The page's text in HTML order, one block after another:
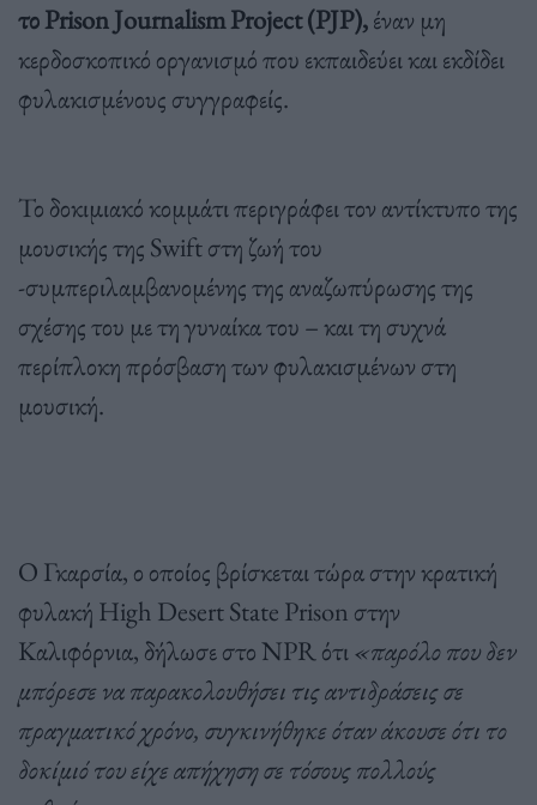
το Prison Journalism Project (PJP),έναν μη
κερδοσκοπικό οργανισμό που εκπαιδεύει και εκδίδει
φυλακισμένους συγγραφείς.
Το δοκιμιακό κομμάτι περιγράφει τον αντίκτυπο της
μουσικής της Swift στη ζωή του
-συμπεριλαμβανομένης της αναζωπύρωσης της
σχέσης του με τη γυναίκα του – και τη συχνά
περίπλοκη πρόσβαση των φυλακισμένων στη
μουσική.
Ο Γκαρσία, ο οποίος βρίσκεται τώρα στην κρατική
φυλακή High Desert State Prison στην
Καλιφόρνια, δήλωσε στο NPR ότι«παρόλο που δεν
μπόρεσε να παρακολουθήσει τις αντιδράσεις σε
πραγματικό χρόνο, συγκινήθηκε όταν άκουσε ότι το
δοκίμιό του είχε απήχηση σε τόσους πολλούς